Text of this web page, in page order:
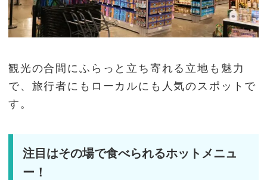
観光の合間にふらっと立ち寄れる立地も魅力
で、旅行者にもローカルにも人気のスポットで
す。
注目はその場で食べられるホットメニュ
ー！